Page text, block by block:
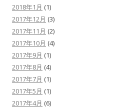
2018年1月 (1)
2017年12月 (3)
2017年11月 (2)
2017年10月 (4)
2017年9月 (1)
2017年8月 (4)
2017年7月 (1)
2017年5月 (1)
2017年4月 (6)